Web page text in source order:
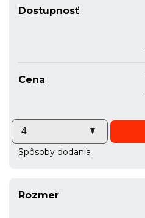
Dostupnosť
Cena
Spôsoby dodania
Rozmer